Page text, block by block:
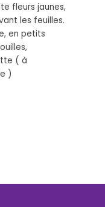
fleurs jaunes,
les feuilles.
en petits
( à
)